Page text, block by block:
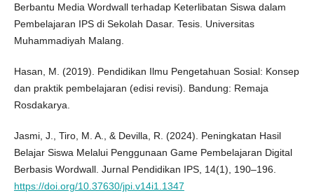
Berbantu Media Wordwall terhadap Keterlibatan Siswa dalam
Pembelajaran IPS di Sekolah Dasar. Tesis. Universitas
Muhammadiyah Malang.
Hasan, M. (2019). Pendidikan Ilmu Pengetahuan Sosial: Konsep
dan praktik pembelajaran (edisi revisi). Bandung: Remaja
Rosdakarya.
Jasmi, J., Tiro, M. A., & Devilla, R. (2024). Peningkatan Hasil
Belajar Siswa Melalui Penggunaan Game Pembelajaran Digital
Berbasis Wordwall. Jurnal Pendidikan IPS, 14(1), 190–196.
https://doi.org/10.37630/jpi.v14i1.1347